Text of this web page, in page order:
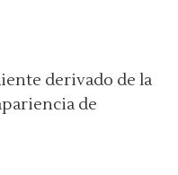
derivado de la
de